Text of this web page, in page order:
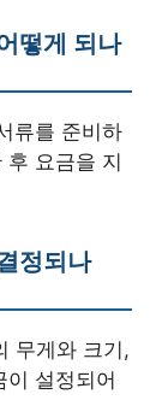
떻게 되나
류를 준비하
후 요금을 지
정되나
무게와 크기,
이 설정되어